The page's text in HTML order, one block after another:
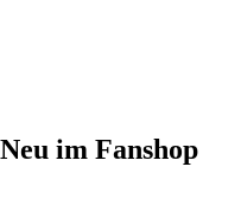
Neu im Fanshop